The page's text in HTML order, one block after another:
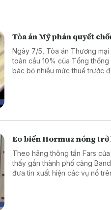
Tòa án Mỹ phán quyết
Ngày 7/5, Tòa án Thương
toàn cầu 10% của Tổng
bác bỏ nhiều mức thuế trước
Eo biển Hormuz nóng trở
Theo hãng thông tấn Fars
thấy gần thành phố cảng
đưa tin xuất hiện các vụ nổ